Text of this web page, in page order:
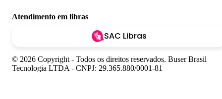
Atendimento em libras
SAC Libras
© 2026 Copyright - Todos os direitos reservados. Buser Brasil
Tecnologia LTDA - CNPJ: 29.365.880/0001-81